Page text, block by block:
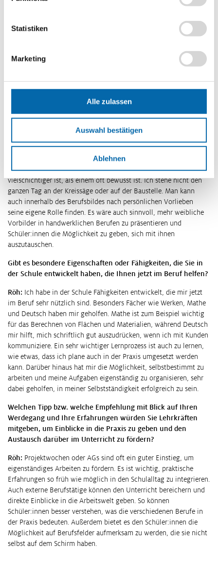
Statistiken
Marketing
Alle zulassen
Auswahl bestätigen
Ablehnen
Mädchen und Jungen gleichermaßen für handwerkliche
Röh:Es ist wichtig, Eigenschaften nicht nach Geschlechtern
weiterzuentwickeln. Lehrkräfte sollten dafür sensibilisiert werden
hilfreich sein, geschlechtergetrennt zu unterrichten, um Mädchen
Raum zu geben, sich auszuprobieren, ohne sich verunsichern zu
lassen. Jungen haben oft auch einen Vorsprung in handwerklichen
werden. Schulen sollten darauf achten, dass Jungen und Mädchen
gleichermaßen an praktischen Aufgaben teilnehmen. Man muss
sich auch bewusst sein, dass der Berufsalltag nochmal sehr viel
vielschichtiger ist, als einem oft bewusst ist. Ich stehe nicht den
ganzen Tag an der Kreissäge oder auf der Baustelle. Man kann
auch innerhalb des Berufsbildes nach persönlichen Vorlieben
seine eigene Rolle finden. Es wäre auch sinnvoll, mehr weibliche
Vorbilder in handwerklichen Berufen zu präsentieren und
Schüler:innen die Möglichkeit zu geben, sich mit ihnen
auszutauschen.
Gibt es besondere Eigenschaften oder Fähigkeiten, die Sie in
der Schule entwickelt haben, die Ihnen jetzt im Beruf helfen?
Röh: Ich habe in der Schule Fähigkeiten entwickelt, die mir jetzt
im Beruf sehr nützlich sind. Besonders Fächer wie Werken, Mathe
und Deutsch haben mir geholfen. Mathe ist zum Beispiel wichtig
für das Berechnen von Flächen und Materialien, während Deutsch
mir hilft, mich schriftlich gut auszudrücken, wenn ich mit Kunden
kommuniziere. Ein sehr wichtiger Lernprozess ist auch zu lernen,
wie etwas, dass ich plane auch in der Praxis umgesetzt werden
kann. Darüber hinaus hat mir die Möglichkeit, selbstbestimmt zu
arbeiten und meine Aufgaben eigenständig zu organisieren, sehr
dabei geholfen, in meiner Selbstständigkeit erfolgreich zu sein.
Welchen Tipp bzw. welche Empfehlung mit Blick auf Ihren
Werdegang und Ihre Erfahrungen würden Sie Lehrkräften
mitgeben, um Einblicke in die Praxis zu geben und den
Austausch darüber im Unterricht zu fördern?
Röh: Projektwochen oder AGs sind oft ein guter Einstieg, um
eigenständiges Arbeiten zu fördern. Es ist wichtig, praktische
Erfahrungen so früh wie möglich in den Schulalltag zu integrieren.
Auch externe Berufstätige können den Unterricht bereichern und
direkte Einblicke in die Arbeitswelt geben. So können
Schüler:innen besser verstehen, was die verschiedenen Berufe in
der Praxis bedeuten. Außerdem bietet es den Schüler:innen die
Möglichkeit auf Berufsfelder aufmerksam zu werden, die sie nicht
selbst auf dem Schirm haben.